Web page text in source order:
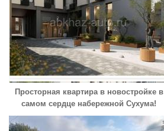
Просторная квартира в новостройке в
самом сердце набережной Сухума!